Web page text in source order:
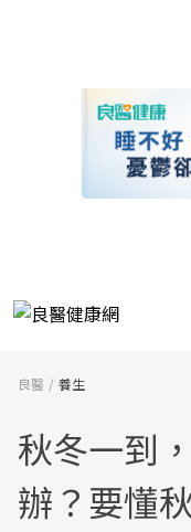
良醫 養生
秋冬一到
辦？要懂